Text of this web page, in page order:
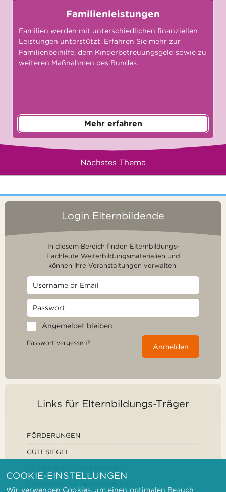
Familienleistungen
Familien werden mit unterschiedlichen finanziellen
Leistungen unterstützt. Erfahren Sie mehr zur
Familienbeihilfe, dem Kinderbetreuungsgeld sowie zu
weiteren Maßnahmen des Bundes.
Mehr erfahren
Nächstes Thema
Login Elternbildende
In diesem Bereich finden Elternbildungs-
Fachleute Weiterbildungsmaterialien und
können ihre Veranstaltungen verwalten.
Angemeldet bleiben
Passwort vergessen? Anmelden
Links für Elternbildungs-Träger
FÖRDERUNGEN
GÜTESIEGEL
COOKIE-EINSTELLUNGEN
Wir verwenden Cookies, um einen optimalen Besuch